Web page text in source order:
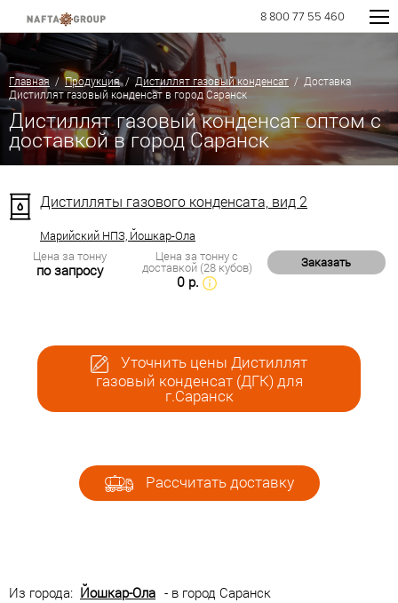
8 800 77 55 460
Главная /Продукция/ Дистиллят газовый конденсат / Доставка
Дистиллят газовый конденсат в город Саранск
Дистиллят газовый конденсат оптом с
доставкой в город Саранск
Дистилляты газового конденсата, вид 2
Марийский НПЗ, Йошкар-Ола
Цена за тонну
по запросу
Цена за тонну с
доставкой (28 кубов)
0 р.
Заказать
Уточнить цены Дистиллят
газовый конденсат (ДГК) для
г.Саранск
Рассчитать доставку
Из города: Йошкар-Ола - в город Саранск